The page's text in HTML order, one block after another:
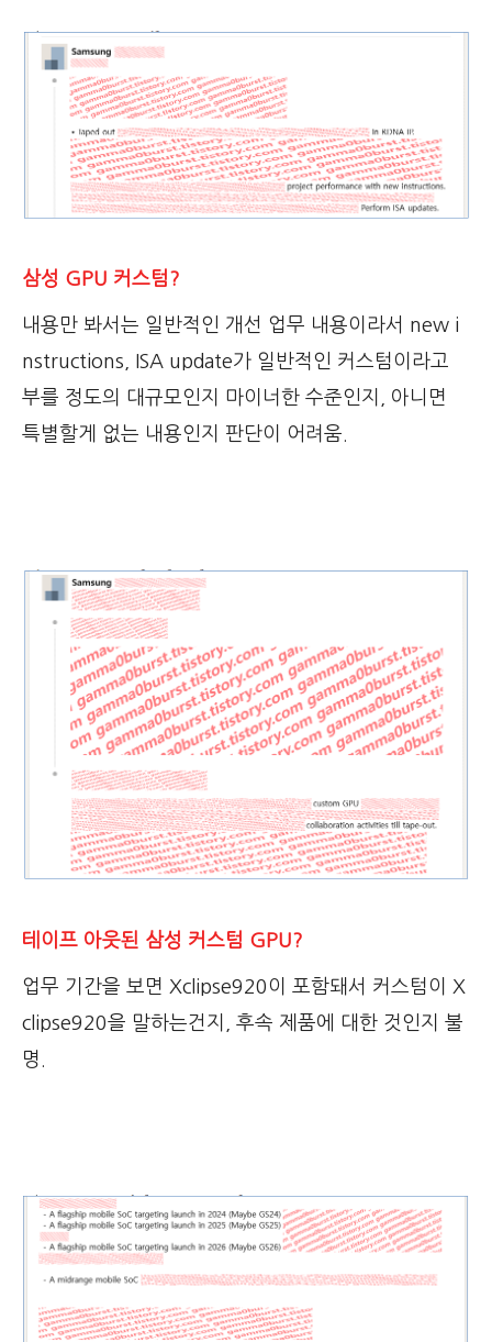
삼성 GPU 커스텀?
내용만 봐서는 일반적인 개선 업무 내용이라서 new i
nstructions, ISA update가 일반적인 커스텀이라고
부를 정도의 대규모인지 마이너한 수준인지, 아니면
특별할게 없는 내용인지 판단이 어려움.
테이프 아웃된 삼성 커스텀 GPU?
업무 기간을 보면 Xclipse920이 포함돼서 커스텀이 X
clipse920을 말하는건지, 후속 제품에 대한 것인지 불
명.